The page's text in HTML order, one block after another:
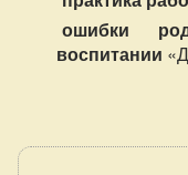
ошибки
воспитании